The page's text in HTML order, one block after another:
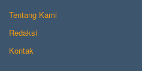
Tentang Kami
Redaksi
Kontak